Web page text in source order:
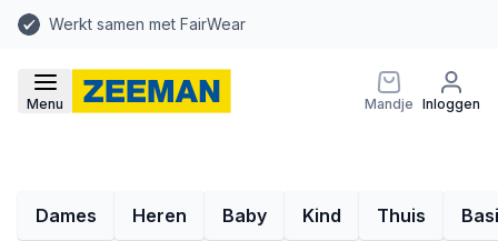
Werkt samen met FairWear
Menu Mandje Inloggen
Dames Heren Baby Kind Thuis